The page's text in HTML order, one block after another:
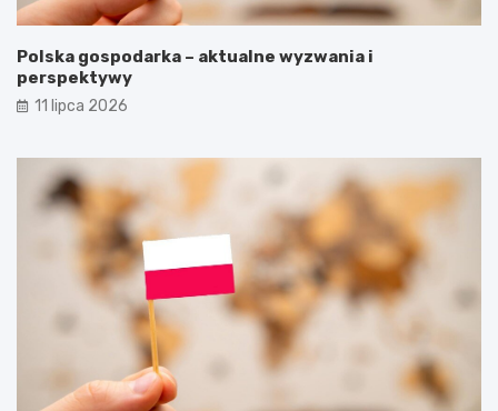
Polska gospodarka – aktualne wyzwania i
perspektywy
11 lipca 2026